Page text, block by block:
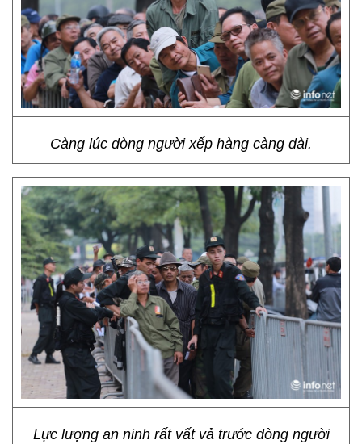
Càng lúc dòng người xếp hàng càng dài.
Lực lượng an ninh rất vất vả trước dòng người